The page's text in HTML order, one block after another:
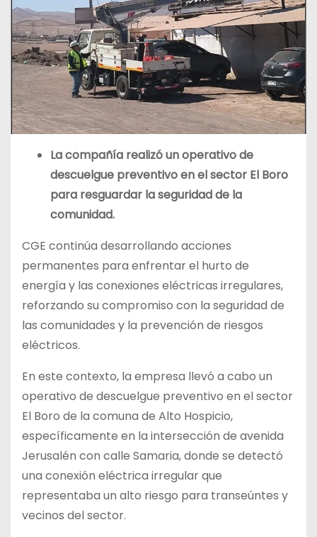
La compañía realizó un operativo de
descuelgue preventivo en el sector El Boro
para resguardar la seguridad de la
comunidad.
CGE continúa desarrollando acciones
permanentes para enfrentar el hurto de
energía y las conexiones eléctricas irregulares,
reforzando su compromiso con la seguridad de
las comunidades y la prevención de riesgos
eléctricos.
En este contexto, la empresa llevó a cabo un
operativo de descuelgue preventivo en el sector
El Boro de la comuna de Alto Hospicio,
específicamente en la intersección de avenida
Jerusalén con calle Samaria, donde se detectó
una conexión eléctrica irregular que
representaba un alto riesgo para transeúntes y
vecinos del sector.